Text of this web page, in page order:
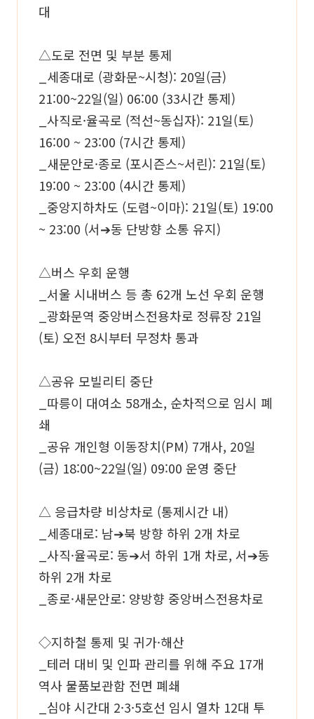
대
△도로 전면 및 부분 통제
_세종대로 (광화문~시청): 20일(금)
21:00~22일(일) 06:00 (33시간 통제)
_사직로·율곡로 (적선~동십자): 21일(토)
16:00 ~ 23:00 (7시간 통제)
_새문안로·종로 (포시즌스~서린): 21일(토)
19:00 ~ 23:00 (4시간 통제)
_중앙지하차도 (도렴~이마): 21일(토) 19:00
~ 23:00 (서➔동 단방향 소통 유지)
△버스 우회 운행
_서울 시내버스 등 총 62개 노선 우회 운행
_광화문역 중앙버스전용차로 정류장 21일
(토) 오전 8시부터 무정차 통과
△공유 모빌리티 중단
_따릉이 대여소 58개소, 순차적으로 임시 폐
쇄
_공유 개인형 이동장치(PM) 7개사, 20일
(금) 18:00~22일(일) 09:00 운영 중단
△ 응급차량 비상차로 (통제시간 내)
_세종대로: 남➔북 방향 하위 2개 차로
_사직·율곡로: 동➔서 하위 1개 차로, 서➔동
하위 2개 차로
_종로·새문안로: 양방향 중앙버스전용차로
◇지하철 통제 및 귀가·해산
_테러 대비 및 인파 관리를 위해 주요 17개
역사 물품보관함 전면 폐쇄
_심야 시간대 2·3·5호선 임시 열차 12대 투